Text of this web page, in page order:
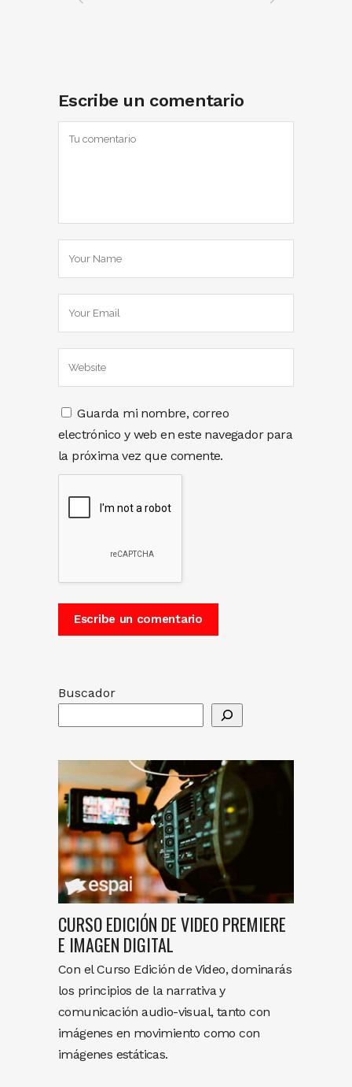
Escribe un comentario
Guarda mi nombre, correo
electrónico y web en este navegador para
la próxima vez que comente.
Buscador
CURSO EDICIÓN DE VIDEO PREMIERE
E IMAGEN DIGITAL
Con el Curso Edición de Video, dominarás
los principios de la narrativa y
comunicación audio-visual, tanto con
imágenes en movimiento como con
imágenes estáticas.